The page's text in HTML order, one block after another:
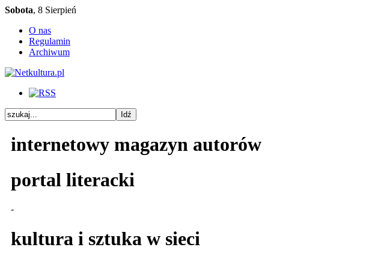
Sobota, 8 Sierpień
O nas
Regulamin
Archiwum
internetowy magazyn autorów
portal literacki
-
kultura i sztuka w sieci